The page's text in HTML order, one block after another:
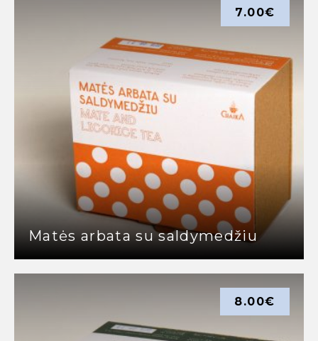
Matės arbata su saldymedžiu
7.00€
8.00€